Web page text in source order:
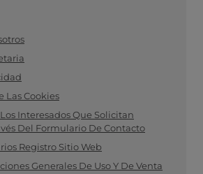
Las Cookies
Interesados Que Solicitan
Del Formulario De Contacto
Registro Sitio Web
Generales De Uso Y De Venta